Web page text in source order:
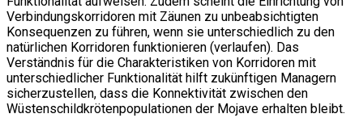
Verbindungskorridoren mit Zäunen zu unbeabsichtigten
Konsequenzen zu führen, wenn sie unterschiedlich zu den
natürlichen Korridoren funktionieren (verlaufen). Das
Verständnis für die Charakteristiken von Korridoren mit
unterschiedlicher Funktionalität hilft zukünftigen Managern
sicherzustellen, dass die Konnektivität zwischen den
Wüstenschildkrötenpopulationen der Mojave erhalten bleibt.